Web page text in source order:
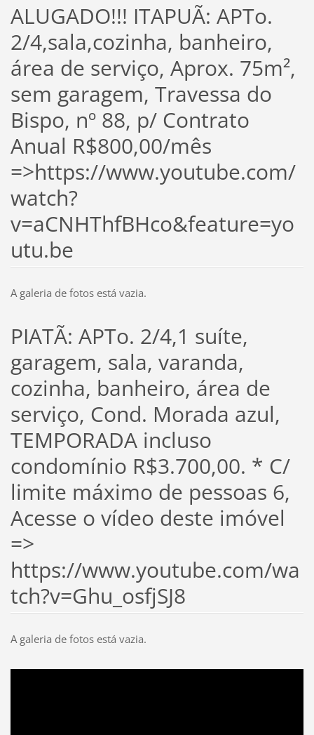
ALUGADO!!! ITAPUÃ: APTo.
2/4,sala,cozinha, banheiro,
área de serviço, Aprox. 75m²,
sem garagem, Travessa do
Bispo, nº 88, p/ Contrato
Anual R$800,00/mês
=>https://www.youtube.com/
watch?
v=aCNHThfBHco&feature=yo
utu.be
A galeria de fotos está vazia.
PIATÃ: APTo. 2/4,1 suíte,
garagem, sala, varanda,
cozinha, banheiro, área de
serviço, Cond. Morada azul,
TEMPORADA incluso
condomínio R$3.700,00. * C/
limite máximo de pessoas 6,
Acesse o vídeo deste imóvel
=>
https://www.youtube.com/wa
tch?v=Ghu_osfjSJ8
A galeria de fotos está vazia.